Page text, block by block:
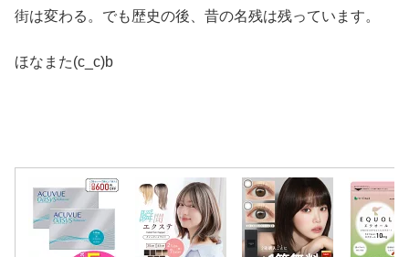
街は変わる。でも歴史の後、昔の名残は残っています。
ほなまた(c_c)b